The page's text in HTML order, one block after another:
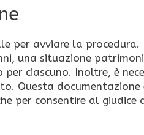
per avviare la procedura.
una situazione
ciascuno. Inoltre, è
Questa documentazione
per consentire al